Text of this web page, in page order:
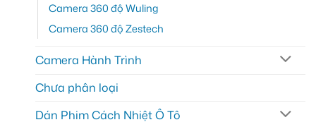
Camera 360 độ Wuling
Camera 360 độ Zestech
Camera Hành Trình
Chưa phân loại
Dán Phim Cách Nhiệt Ô Tô